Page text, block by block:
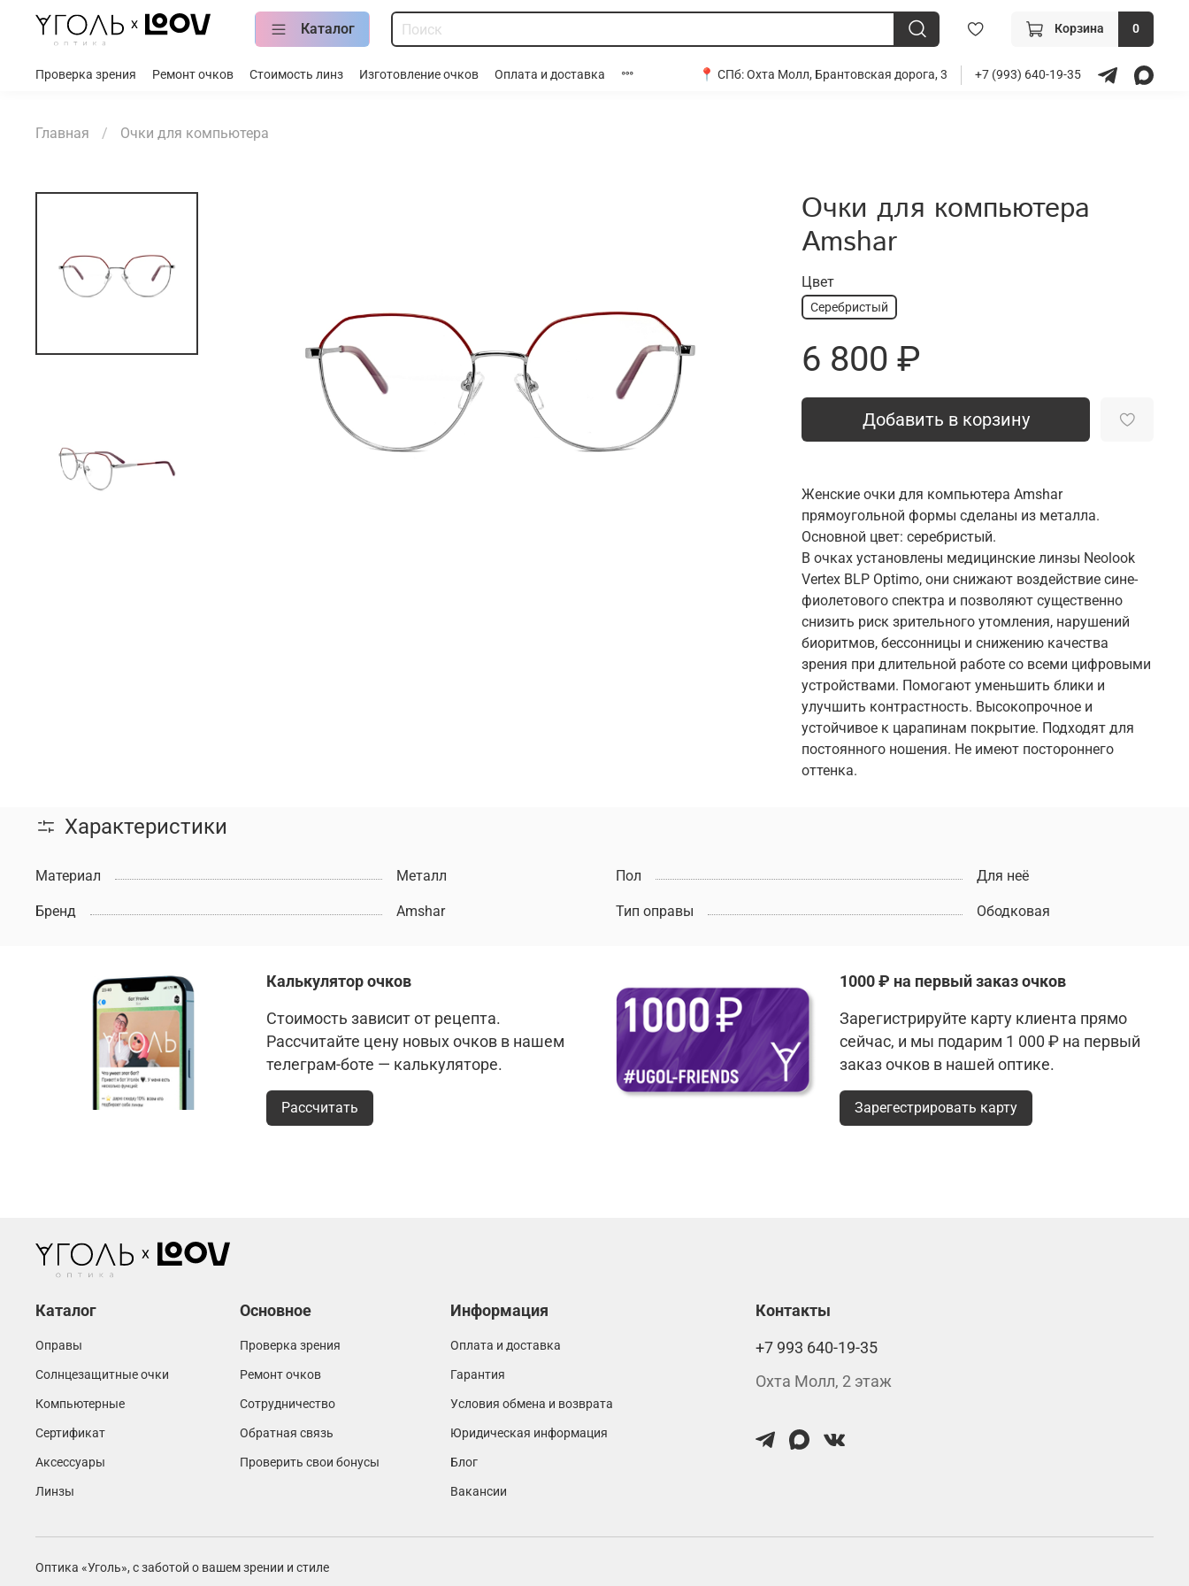
Каталог Корзина 0
Проверка зрения Ремонт очков Стоимость линз Изготовление очков Оплата и доставка 📍 СПб:Охта Молл, Брантовская дорога, 3 +7 (993) 640-19-35
Главная Очки для компьютера
Очки для компьютера
Amshar
Цвет
Серебристый
6 800 ₽
Добавить в корзину
Женские очки для компьютера Amshar
прямоугольной формы сделаны из металла.
Основной цвет: серебристый.
В очках установлены медицинские линзы Neolook
Vertex BLP Optimo, они снижают воздействие сине-
фиолетового спектра и позволяют существенно
снизить риск зрительного утомления, нарушений
биоритмов, бессонницы и снижению качества
зрения при длительной работе со всеми цифровыми
устройствами. Помогают уменьшить блики и
улучшить контрастность. Высокопрочное и
устойчивое к царапинам покрытие. Подходят для
постоянного ношения. Не имеют постороннего
оттенка.
Характеристики
Материал Металл Пол Для неё
Бренд Amshar Тип оправы Ободковая
Калькулятор очков
Стоимость зависит от рецепта.
Рассчитайте цену новых очков в нашем
телеграм-боте — калькуляторе.
Рассчитать
1000 ₽ на первый заказ очков
Зарегистрируйте карту клиента прямо
сейчас, и мы подарим 1 000 ₽ на первый
заказ очков в нашей оптике.
Зарегестрировать карту
Каталог
Оправы
Солнцезащитные очки
Компьютерные
Сертификат
Аксессуары
Линзы
Основное
Проверка зрения
Ремонт очков
Сотрудничество
Обратная связь
Проверить свои бонусы
Информация
Оплата и доставка
Гарантия
Условия обмена и возврата
Юридическая информация
Блог
Вакансии
Контакты
+7 993 640-19-35
Охта Молл, 2 этаж
Оптика «Уголь», с заботой о вашем зрении и стиле